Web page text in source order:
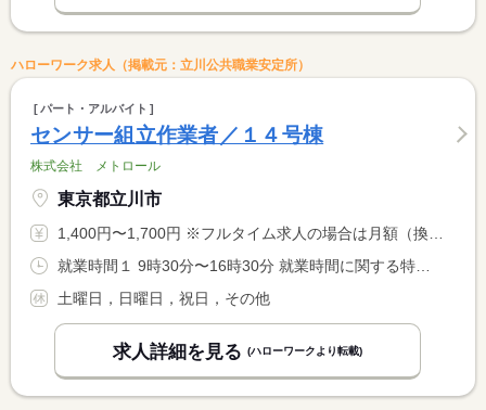
ハローワーク求人（掲載元：立川公共職業安定所）
パート・アルバイト
センサー組立作業者／１４号棟
株式会社 メトロール
東京都立川市
1,400円〜1,700円 ※フルタイム求人の場合は月額（換算額）、パート求人の場合は時間額を表示しています。
就業時間１ 9時30分〜16時30分 就業時間に関する特記事項 試用期間の３ヵ月を超えたら残業できるか確認の面談があります。 <BR> （応相談：柔軟に対応します）
土曜日，日曜日，祝日，その他
求人詳細を見る (ハローワークより転載)